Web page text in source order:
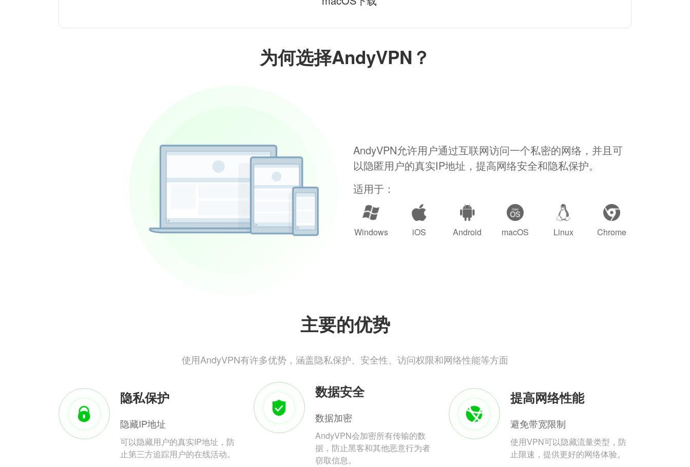
为何选择AndyVPN？
AndyVPN允许用户通过互联网访问一个私密的网络，并且可
以隐匿用户的真实IP地址，提高网络安全和隐私保护。
适用于：
Windows iOS Android macOS Linux Chrome
主要的优势
使用AndyVPN有许多优势，涵盖隐私保护、安全性、访问权限和网络性能等方面
隐私保护
隐藏IP地址
可以隐藏用户的真实IP地址，防
止第三方追踪用户的在线活动。
数据安全
数据加密
AndyVPN会加密所有传输的数
据，防止黑客和其他恶意行为者
窃取信息。
提高网络性能
避免带宽限制
使用VPN可以隐藏流量类型，防
止限速，提供更好的网络体验。